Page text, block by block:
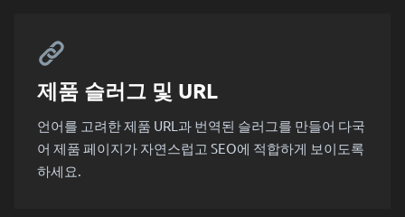
제품 슬러그 및 URL
언어를 고려한 제품 URL과 번역된 슬러그를 만들어 다국
어 제품 페이지가 자연스럽고 SEO에 적합하게 보이도록
하세요.